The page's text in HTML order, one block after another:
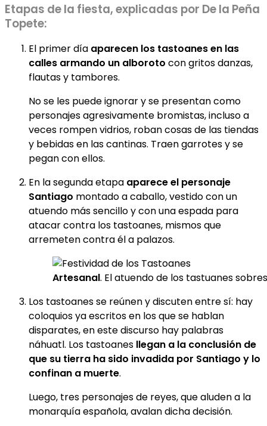
Etapas de la fiesta, explicadas por De la Peña
Topete:
El primer día aparecen los tastoanes en las
calles armando un alboroto con gritos danzas,
flautas y tambores.
No se les puede ignorar y se presentan como
personajes agresivamente bromistas, incluso a
veces rompen vidrios, roban cosas de las tiendas
y bebidas en las cantinas. Traen garrotes y se
pegan con ellos.
En la segunda etapa aparece el personaje
Santiago montado a caballo, vestido con un
atuendo más sencillo y con una espada para
atacar contra los tastoanes, mismos que
arremeten contra él a palazos.
Artesanal. El atuendo de los tastuanes
Los tastoanes se reúnen y discuten entre sí: hay
coloquios ya escritos en los que se hablan
disparates, en este discurso hay palabras
náhuatl. Los tastoanes llegan a la conclusión de
que su tierra ha sido invadida por Santiago y lo
confinan a muerte.
Luego, tres personajes de reyes, que aluden a la
monarquía española, avalan dicha decisión.